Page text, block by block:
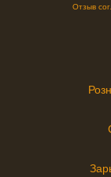
Отзыв